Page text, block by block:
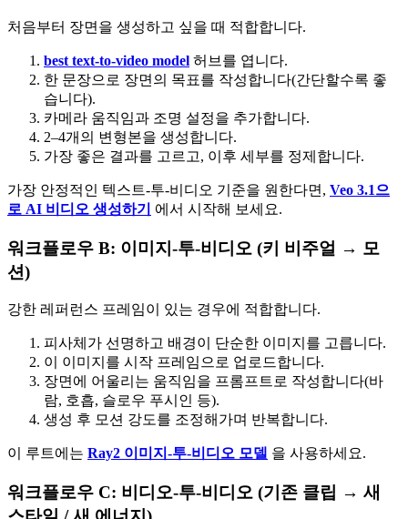
처음부터 장면을 생성하고 싶을 때 적합합니다.
best text-to-video model 허브를 엽니다.
한 문장으로 장면의 목표를 작성합니다(간단할수록 좋
습니다).
카메라 움직임과 조명 설정을 추가합니다.
2–4개의 변형본을 생성합니다.
가장 좋은 결과를 고르고, 이후 세부를 정제합니다.
가장 안정적인 텍스트-투-비디오 기준을 원한다면, Veo 3.1으
로 AI 비디오 생성하기
에서 시작해 보세요.
워크플로우 B: 이미지-투-비디오 (키 비주얼 → 모
션)
강한 레퍼런스 프레임이 있는 경우에 적합합니다.
피사체가 선명하고 배경이 단순한 이미지를 고릅니다.
이 이미지를 시작 프레임으로 업로드합니다.
장면에 어울리는 움직임을 프롬프트로 작성합니다(바
람, 호흡, 슬로우 푸시인 등).
생성 후 모션 강도를 조정해가며 반복합니다.
이 루트에는 Ray2 이미지-투-비디오 모델 을 사용하세요.
워크플로우 C: 비디오-투-비디오 (기존 클립 → 새